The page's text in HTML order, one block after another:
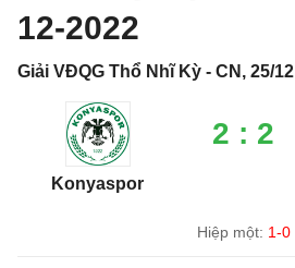
12-2022
Giải VĐQG Thổ Nhĩ Kỳ - CN, 25/12
Konyaspor
2 : 2
Hiệp một: 1-0